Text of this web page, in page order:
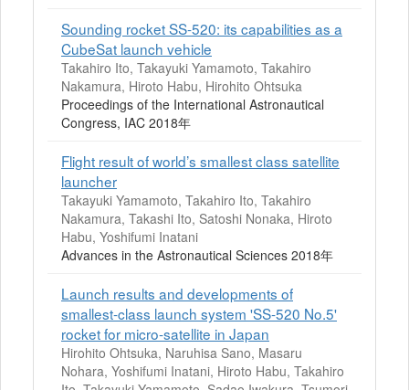
Sounding rocket SS-520: its capabilities as a
CubeSat launch vehicle
Takahiro Ito, Takayuki Yamamoto, Takahiro
Nakamura, Hiroto Habu, Hirohito Ohtsuka
Proceedings of the International Astronautical
Congress, IAC 2018年
Flight result of world’s smallest class satellite
launcher
Takayuki Yamamoto, Takahiro Ito, Takahiro
Nakamura, Takashi Ito, Satoshi Nonaka, Hiroto
Habu, Yoshifumi Inatani
Advances in the Astronautical Sciences 2018年
Launch results and developments of
smallest-class launch system 'SS-520 No.5'
rocket for micro-satellite in Japan
Hirohito Ohtsuka, Naruhisa Sano, Masaru
Nohara, Yoshifumi Inatani, Hiroto Habu, Takahiro